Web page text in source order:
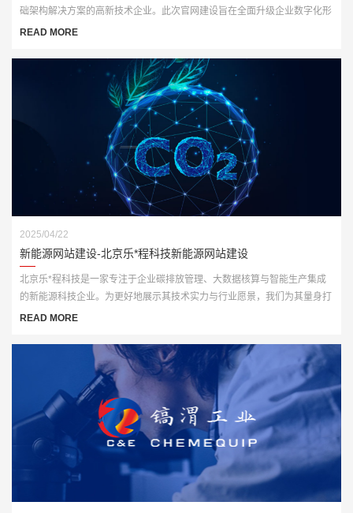
础架构解决方案的高新技术企业。此次官网建设旨在全面升级企业数字化形
象，打造一个集展示、推广与技术服务于一体的多功能门户网站。
READ MORE
2025/04/22
新能源网站建设-北京乐*程科技新能源网站建设
北京乐*程科技是一家专注于企业碳排放管理、大数据核算与智能生产集成
的新能源科技企业。为更好地展示其技术实力与行业愿景，我们为其量身打
造了一套高端、智能化的官方网站解决方案，全面赋能品牌数字化形象升
READ MORE